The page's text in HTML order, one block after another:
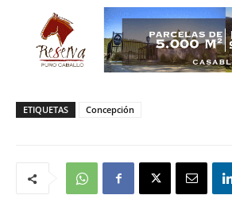
ETIQUETAS Concepción